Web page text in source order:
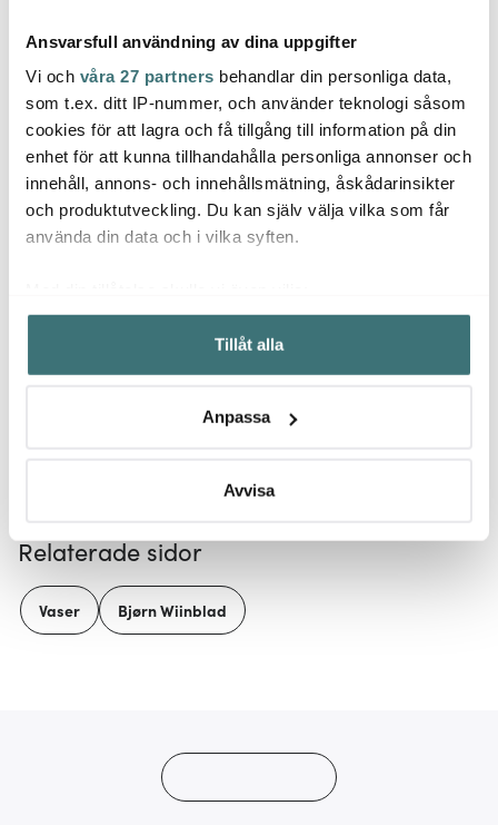
Ansvarsfull användning av dina uppgifter
Vi och våra 27 partners behandlar din personliga data,
som t.ex. ditt IP-nummer, och använder teknologi såsom
cookies för att lagra och få tillgång till information på din
enhet för att kunna tillhandahålla personliga annonser och
innehåll, annons- och innehållsmätning, åskådarinsikter
och produktutveckling. Du kan själv välja vilka som får
använda din data och i vilka syften.
Samla in information om din geografiska plats som
kan ha en noggrannhet på upp till flera meter
Identifiera din enhet genom att aktivt skanna den för
Ta reda på mer om hur dina personliga uppgifter
Du kan ändra eller dra tillbaka ditt samtycke när som
Vi använder cookies för att innehållet och annonserna
ska anpassas efter det som vi tror att du tycker om. Det
gör också att vi kan analysera vår trafik och göra
Tillåt alla
Anpassa
Avvisa
Bjørn Wiinblad
Eva ljusstake 9,5 cm
rosa
259 kr
Bjørn Wiinblad
Eva Ljuslykta 6,5 cm 2-
pack Gul/Lavendel
449 kr
Låt dig inspireras av våra kunder
Relaterade sidor
Vaser Bjørn Wiinblad